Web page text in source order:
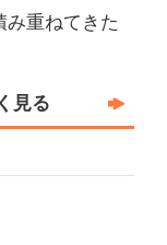
み重ねてきた
⾒る